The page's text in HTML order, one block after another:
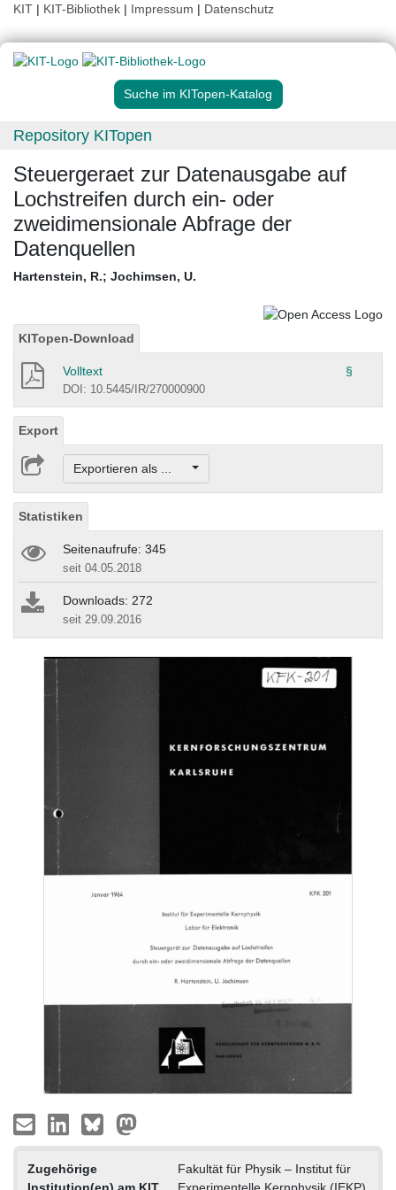
KIT | KIT-Bibliothek | Impressum | Datenschutz
Suche im KITopen-Katalog
Repository KITopen
Steuergeraet zur Datenausgabe auf
Lochstreifen durch ein- oder
zweidimensionale Abfrage der
Datenquellen
Hartenstein, R.; Jochimsen, U.
KITopen-Download
Volltext §
DOI: 10.5445/IR/270000900
Export
Exportieren als ...
Statistiken
Seitenaufrufe: 345
seit 04.05.2018
Downloads: 272
seit 29.09.2016
Zugehörige
Fakultät für Physik – Institut für